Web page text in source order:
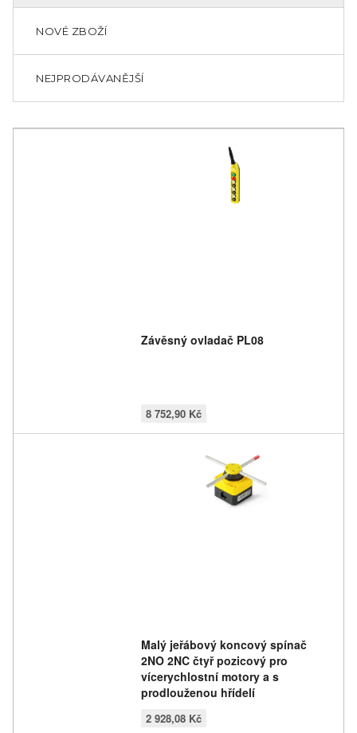
NOVÉ ZBOŽÍ
NEJPRODÁVANĚJŠÍ
Závěsný ovladač PL08
8 752,90 Kč
Malý jeřábový koncový spínač
2NO 2NC čtyř pozicový pro
vícerychlostní motory a s
prodlouženou hřídelí
2 928,08 Kč